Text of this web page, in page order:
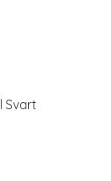
Svart